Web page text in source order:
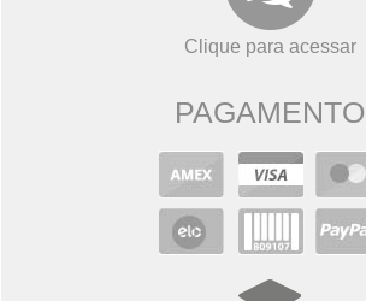
Clique para acessar
PAGAMENTO